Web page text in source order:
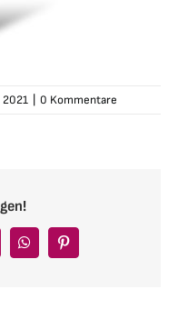
2021 0 Kommentare
WhatsAppPinterest